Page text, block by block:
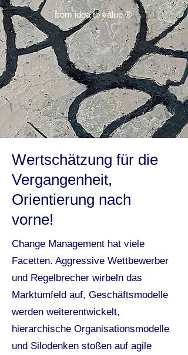
from idea to value®
Wertschätzung für die
Vergangenheit,
Orientierung nach
vorne!
Change Management hat viele
Facetten. Aggressive Wettbewerber
und Regelbrecher wirbeln das
Marktumfeld auf, Geschäftsmodelle
werden weiterentwickelt,
hierarchische Organisationsmodelle
und Silodenken stoßen auf agile